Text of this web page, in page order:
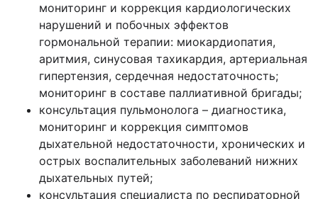
мониторинг и коррекция кардиологических
нарушений и побочных эффектов
гормональной терапии: миокардиопатия,
аритмия, синусовая тахикардия, артериальная
гипертензия, сердечная недостаточность;
мониторинг в составе паллиативной бригады;
консультация пульмонолога – диагностика,
мониторинг и коррекция симптомов
дыхательной недостаточности, хронических и
острых воспалительных заболеваний нижних
дыхательных путей;
консультация специалиста по респираторной